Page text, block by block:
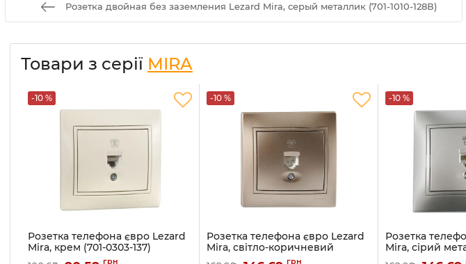
Розетка двойная без заземления Lezard Mira, серый металлик (701-1010-128В)
Товари з серії MIRA
-10 %
Розетка телефона євро Lezard
Mira, крем (701-0303-137)
Артикул: 701-0303-137
грн
-10 %
Розетка телефона євро Lezard
Mira, світло-коричневий
перламутр (701-3131-137)
грн
-10 %
Розетка
Mira, сірий
Артикул:701-1010-